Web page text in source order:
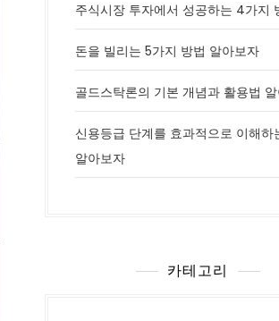
주식시장 투자에서 성공하는 4가지
돈을 빌리는 5가지 방법 알아보자
골드스탁론의 기본 개념과 활용법
신용등급 단계를 효과적으로 이해하
알아보자
카테고리